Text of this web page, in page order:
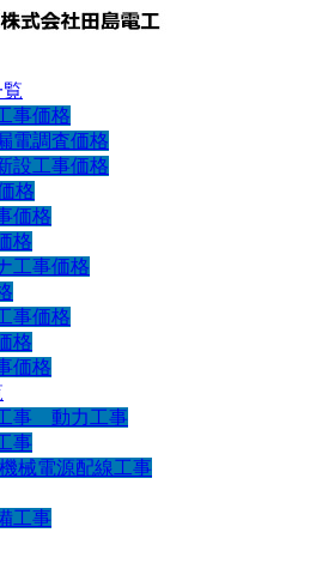
事価格
電調査価格
設工事価格
格
価格
格
工事価格
事価格
格
価格
事 動力工事
事
械電源配線工事
工事